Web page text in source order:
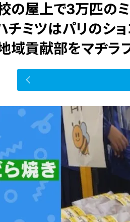
の屋上で3万匹の
チミツはパリのシ
域貢献部をマヂラ